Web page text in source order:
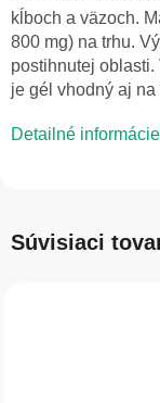
kĺboch a väzoch.
800 mg) na trhu.
postihnutej
je gél vhodný aj na
Detailné informácie
Súvisiaci